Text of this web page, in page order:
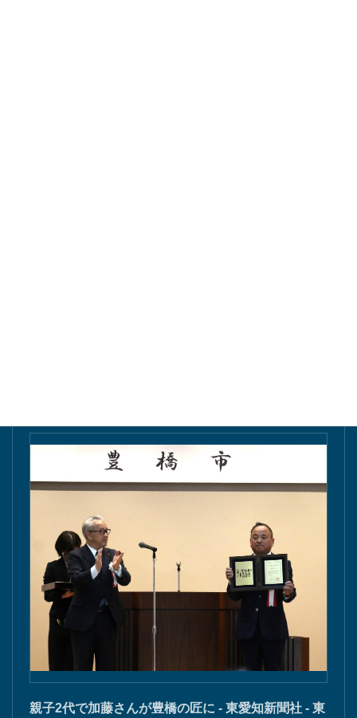
親子2代で加藤さんが豊橋の匠に - 東愛知新聞社 - 東